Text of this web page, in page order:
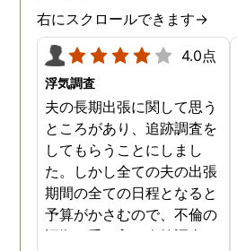
右にスクロールできます→
4.0点
浮気調査
夫の長期出張に関して思う
ところがあり、追跡調査を
してもらうことにしまし
た。しかし全ての夫の出張
期間の全ての日程となると
予算がかさむので、不倫の
証拠が手に入り次第調査を